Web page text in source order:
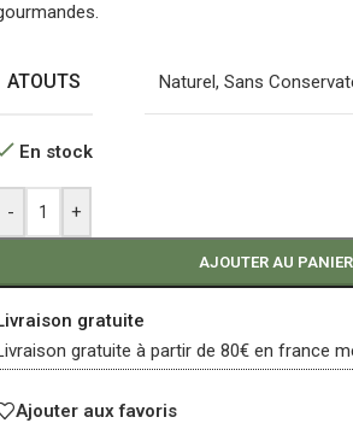
ATOUTS Naturel,Sans
En stock
- +
AJOUTER AU PANIER
gratuite
gratuite à partir de 80€ en france
Ajouter aux favoris